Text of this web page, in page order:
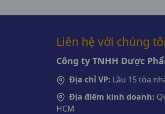
Liên hệ với chúng tôi
Công ty TNHH Dược
Địa chỉ VP: Lầu 15 tòa
Địa điểm kinh doanh:
HCM